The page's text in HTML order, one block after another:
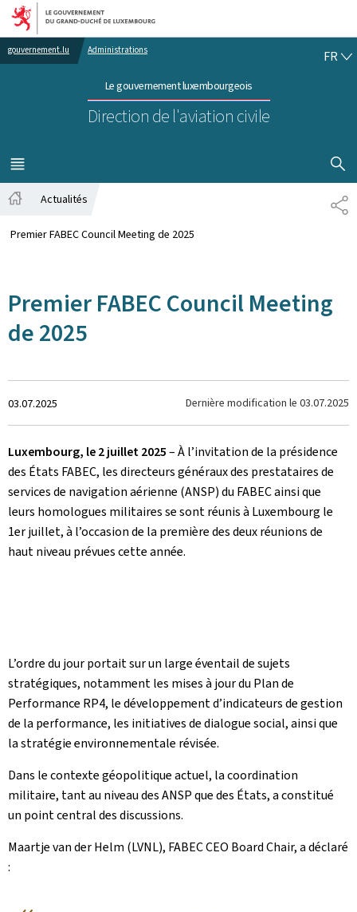
Aller au menu principal
Aller au contenu
gouvernement.lu Administrations
Le gouvernement luxembourgeois
Direction de l'aviation civile
FR
MENU
PRINCIPAL
Actualités
Premier FABEC Council Meeting de 2025
Premier FABEC Council Meeting
de 2025
Crée
le
03.07.2025 Dernière modification le 03.07.2025
Luxembourg, le 2 juillet 2025– À l’invitation de la présidence
des États FABEC, les directeurs généraux des prestataires de
services de navigation aérienne (ANSP) du FABEC ainsi que
leurs homologues militaires se sont réunis à Luxembourg le
1er juillet, à l’occasion de la première des deux réunions de
haut niveau prévues cette année.
L’ordre du jour portait sur un large éventail de sujets
stratégiques, notamment les mises à jour du Plan de
Performance RP4, le développement d’indicateurs de gestion
de la performance, les initiatives de dialogue social, ainsi que
la stratégie environnementale révisée.
Dans le contexte géopolitique actuel, la coordination
militaire, tant au niveau des ANSP que des États, a constitué
un point central des discussions.
Maartje van der Helm (LVNL), FABEC CEO Board Chair, a déclaré
: